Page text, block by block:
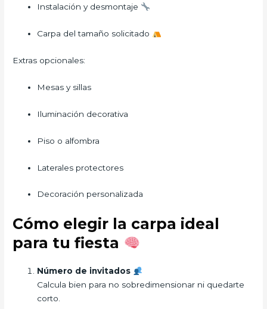
Instalación y desmontaje
Carpa del tamaño solicitado
Extras opcionales:
Mesas y sillas
Iluminación decorativa
Piso o alfombra
Laterales protectores
Decoración personalizada
Cómo elegir la carpa ideal
para tu fiesta
Número de invitados
Calcula bien para no sobredimensionar ni quedarte
corto.